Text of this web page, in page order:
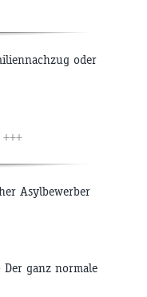
oder
+++
Asylbewerber
Der ganz normale